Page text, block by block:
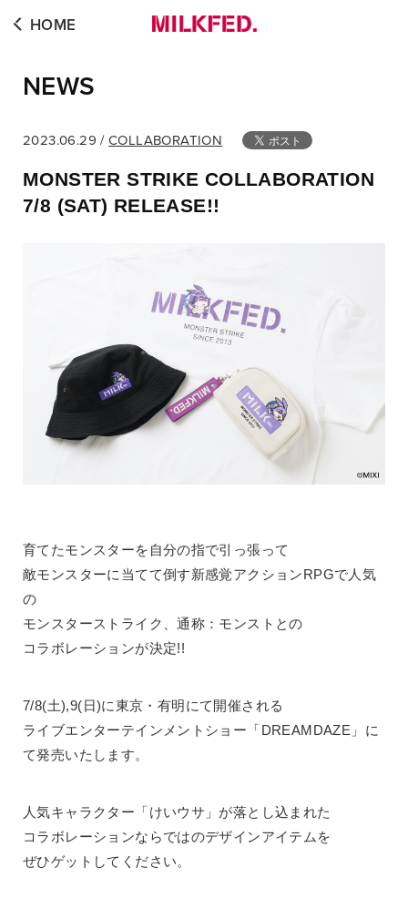
NEWS
HOME
2023.06.29 /COLLABORATION
MONSTER STRIKE COLLABORATION
7/8 (SAT) RELEASE!!
育てたモンスターを自分の指で引っ張って
敵モンスターに当てて倒す新感覚アクションRPGで人気
の
モンスターストライク、通称：モンストとの
コラボレーションが決定!!
7/8(土),9(日)に東京・有明にて開催される
ライブエンターテインメントショー「DREAMDAZE」に
て発売いたします。
人気キャラクター「けいウサ」が落とし込まれた
コラボレーションならではのデザインアイテムを
ぜひゲットしてください。